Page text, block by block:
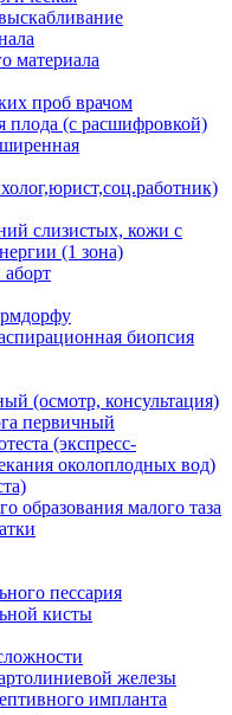
материала
проб врачом
плода (с расшифровкой)
слизистых, кожи с
(1 зона)
биопсия
(осмотр, консультация)
первичный
(экспресс-
околоплодных вод)
образования малого таза
пессария
кисты
железы
импланта